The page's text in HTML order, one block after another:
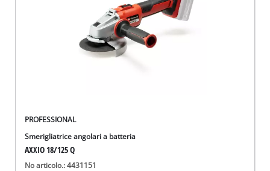
PROFESSIONAL
Smerigliatrice angolari a batteria
AXXIO 18/125 Q
No articolo.: 4431151